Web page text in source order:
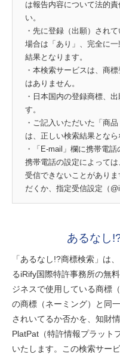
は報告内容について法的
い。
・先に登録（出願）され
場合は「あり」、完全に
結果となります。
・本検索サービスは、商
はありません。
・日本国内の登録商標、
す。
・ご記入いただいた「商
は、正しい検索結果となら
・「E-mail」欄に携帯電
携帯電話の設定によって
受信できないことがあり
だくか、指定受信設定（
あるなし
「あるなし!?商標検索」は
るiRify国際特許事務所の無
ジネスで使用している商標
の商標（ネーミング）と同
されいてるか否かを、知財
PlatPat（特許情報プラット
いたします。この検索サー